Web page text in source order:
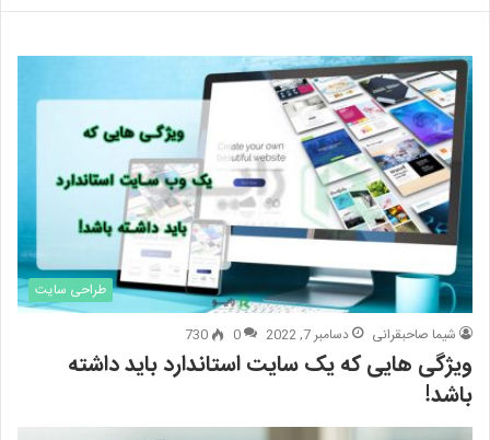
طراحی سایت
شیما صاحبقرانی دسامبر 7, 2022 0
730
ویژگی هایی که یک سایت استاندارد باید داشته
باشد!